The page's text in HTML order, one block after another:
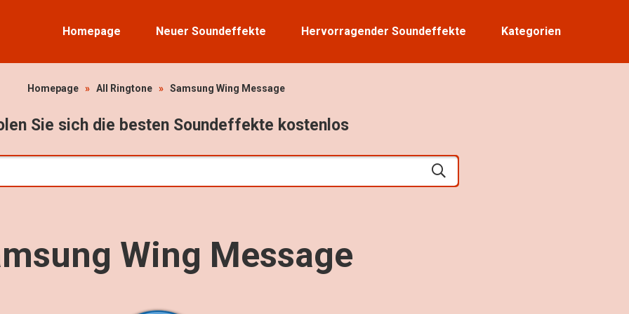
Homepage Neuer Soundeffekte Hervorragender Soundeffekte Kategorien
Homepage » All Ringtone » Samsung Wing Message
Sie sich die besten Soundeffekte kostenlos
Wing Message